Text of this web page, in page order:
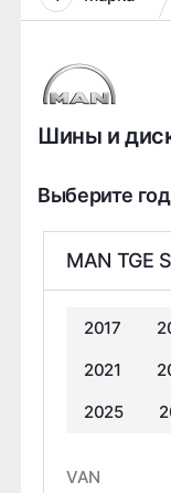
Шины и
Выберите
MAN TGE
2017
2021
2025
VAN